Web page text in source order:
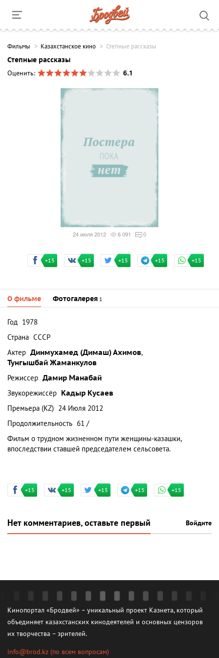
Фильмы Казахстанское кино Степные рассказы
Степные рассказы
Оценить:
6.1
24 июля 2012 6 091 0
+15 +15 +15 +15 +15
О фильме Фотогалерея 1
Год 1978
Страна СССР
Актер Динмухамед (Димаш) Ахимов,
Тунгышбай Жаманкулов
Режиссер Дамир Манабай
Звукорежиссёр
Кадыр Кусаев
Премьера (KZ) 24 Июля 2012
Продолжительность 61 /
Фильм о трудном жизненном пути женщины-казашки,
впоследствии ставшей председателем сельсовета.
+15 +15 +15 +15 +15
Нет комментариев, оставьте первый Войдите
Кинопортал «Бродвей» – уникальный проект Казнета, который
объединяет казахстанских кинодеятелей и основных цензоров
их творчества – зрителей.
info@brod.kz (по всем вопросам)